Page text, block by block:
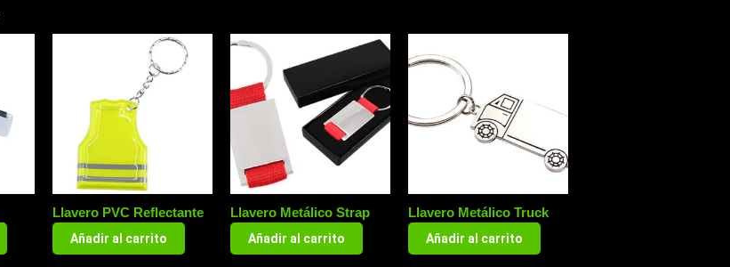
Llavero PVC Reflectante
Añadir al carrito
Llavero Metálico Strap
Añadir al carrito
Llavero Metálico Truck
Añadir al carrito